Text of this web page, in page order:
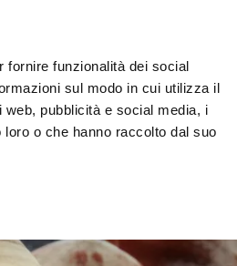
fornire funzionalità dei social
sul modo in cui utilizza il
pubblicità e social media, i
o che hanno raccolto dal suo
INFOTEKA